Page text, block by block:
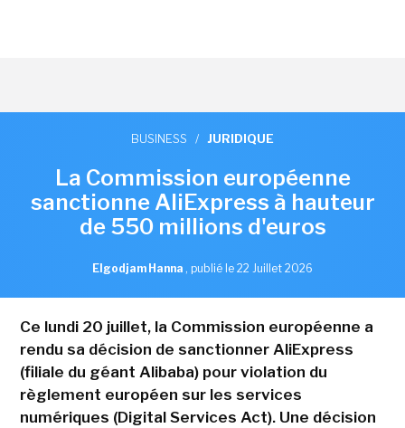
BUSINESS / JURIDIQUE
La Commission européenne
sanctionne AliExpress à hauteur
de 550 millions d'euros
Elgodjam Hanna , publié le 22 Juillet 2026
Ce lundi 20 juillet, la Commission européenne a
rendu sa décision de sanctionner AliExpress
(filiale du géant Alibaba) pour violation du
règlement européen sur les services
numériques (Digital Services Act). Une décision